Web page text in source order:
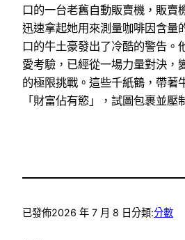
口的一台老舊自動販賣機，販賣
迅速拿起她用來測量咖啡因含量
口的牛土豪發出了冷酷的警告。
愛考驗，已經從一場力量對決，
的極限挑戰。這些千紙鶴，帶著
「財富佔有慾」，試圖包裹並壓
已發佈2026 年 7 月 8 日分類:分數